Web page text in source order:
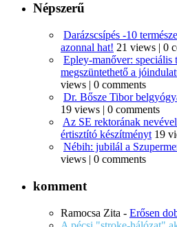
Népszerű
Darázscsípés -10
azonnal hat! 21 views | 0
Epley-manőver: speciális
megszüntethető a
views | 0 comments
Dr. Bősze Tibor
19 views | 0 comments
Az SE rektorának
értisztító készítményt 19
Nébih: jubilál a
views | 0 comments
komment
Ramocsa Zita - Erősen